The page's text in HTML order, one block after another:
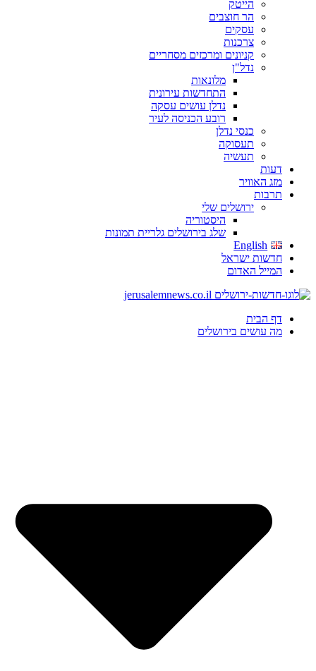
הייטק
הר חוצבים
עסקים
צרכנות
קניונים ומרכזים מסחריים
נדל"ן
מלונאות
התחדשות עירונית
נדלן עושים עסקה
רובע הכניסה לעיר
כנסי נדלן
תעסוקה
תעשיה
דעות
מזג האוויר
תרבות
ירושלים שלי
היסטוריה
שלג בירושלים גלריית תמונות
English
חדשות ישראל
המייל האדום
דף הבית
מה עושים בירושלים